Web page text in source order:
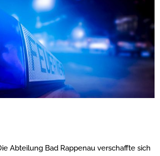
Abteilung Bad Rappenau verschaffte sich